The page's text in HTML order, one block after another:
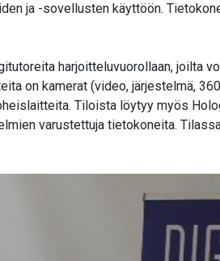
ja -sovellusten käyttöön.
harjoitteluvuorollaan, joilta
on kamerat (video, järjestelmä,
Tiloista löytyy myös
varustettuja tietokoneita.